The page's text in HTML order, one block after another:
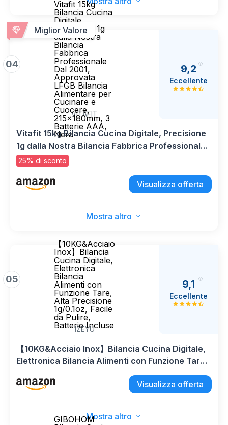
Miglior Valore
04
Vitafit 15kg
Bilancia Cucina
Digitale,
Precisione 1g
dalla Nostra
Bilancia
Fabbrica
Professionale
Dal 2001,
Approvata
LFGB Bilancia
Alimentare per
Cucinare e
Cuocere,
215x180mm, 3
Batterie AAA,
Nera
VITAFIT
9,2
Eccellente
Vitafit 15kg Bilancia Cucina Digitale, Precisione
1g dalla Nostra Bilancia Fabbrica Professionale
Dal 2001, Approvata LFGB Bilancia Alimentare
per Cucinare e Cuocere, 215x180mm, 3 Batterie
AAA, Nera
25% di sconto
Visualizza offerta
Mostra altro
05
【10KG&Acciaio
Inox】Bilancia
Cucina Digitale,
Elettronica
Bilancia
Alimenti con
Funzione Tare,
Alta Precisione
1g/0.1oz, Facile
da Pulire,
Batterie Incluse
IZEYU
9,1
Eccellente
【10KG&Acciaio Inox】Bilancia Cucina Digitale,
Elettronica Bilancia Alimenti con Funzione Tare,
Alta Precisione 1g/0.1oz, Facile da Pulire,
Batterie Incluse
Visualizza offerta
Mostra altro
GIBOHOM